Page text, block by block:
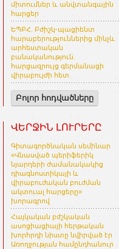
միտումներ և անվտանգային
հարցեր
ԵՊԲՀ. Բժիշկ-պացիենտ
հարաբերություններից մինչև
արհեստական
բանականություն.
հարցազրույց գերմանացի
վիրաբույժի հետ
Բոլոր հոդվածները
ՎԵՐՋԻՆ ԼՈՒՐԵՐԸ
Գիտագործնական սեմինար
«Վնասված պերիֆերիկ
նյարդերի ժամանակակից
դիագնոստիկայի և
վիրաբուժական բուժման
ակտուալ հարցերը»
խորագրով
Հայկական բժշկական
ասոցիացիայի հերթական
խորհրդի նիստը նվիրված էր
Առողջության համընդհանուր